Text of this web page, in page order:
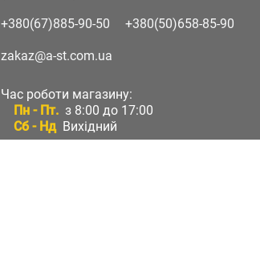
+380(67)885-90-50 +380(50)658-85-90
zakaz@a-st.com.ua
Час роботи магазину:
Пн - Пт. з 8:00 до 17:00
Сб - Нд Вихідний